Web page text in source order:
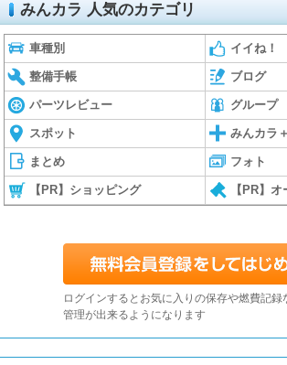
みんカラ 人気のカテゴリ
車種別 イイね！
整備手帳 ブログ
パーツレビュー グループ
スポット みんカラ＋
まとめ フォト
【PR】ショッピング 【PR】
ログインするとお気に入りの保存や燃費記録
管理が出来るようになります